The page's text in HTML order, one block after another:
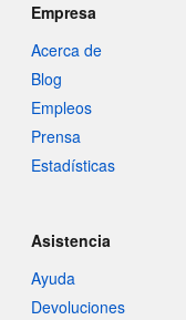
Empresa
Acerca de
Blog
Empleos
Prensa
Estadísticas
Asistencia
Ayuda
Devoluciones